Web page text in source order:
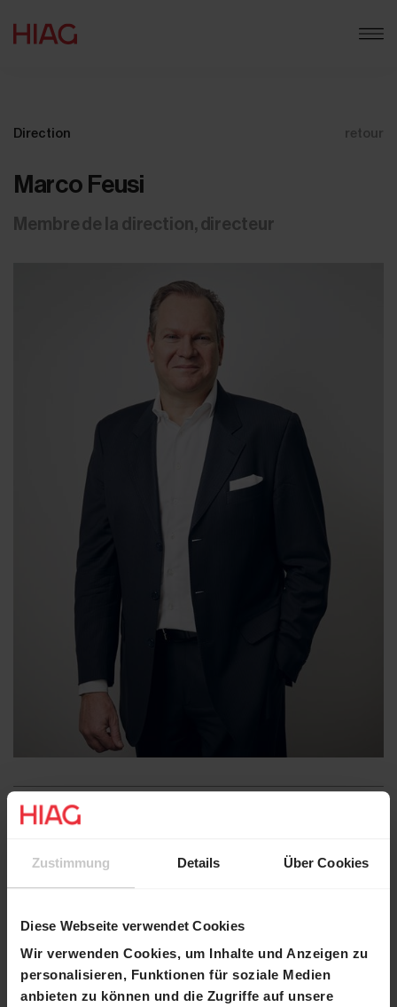
Zustimmung Details Über Cookies
Diese Webseite verwendet Cookies
Wir verwenden Cookies, um Inhalte und Anzeigen zu
personalisieren, Funktionen für soziale Medien
anbieten zu können und die Zugriffe auf unsere
Direction retour
Marco Feusi
Membre de la direction, directeur
Année de naissance
Formation
arch. dipl. HTL Brugg-
gestion de projet
Parcours professionnel
2020 – aujourd’hui
Directeur HIAG